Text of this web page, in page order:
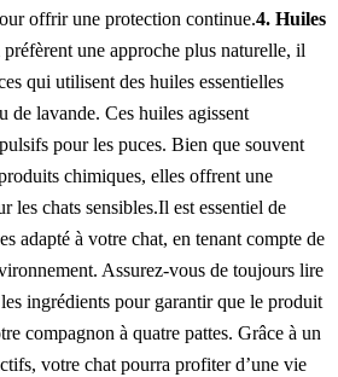
offrir une protection continue.4. Huiles
une approche plus naturelle, il
qui utilisent des huiles essentielles
de lavande. Ces huiles agissent
pour les puces. Bien que souvent
chimiques, elles offrent une
les chats sensibles.Il est essentiel de
adapté à votre chat, en tenant compte de
Assurez-vous de toujours lire
ingrédients pour garantir que le produit
compagnon à quatre pattes. Grâce à un
votre chat pourra profiter d’une vie